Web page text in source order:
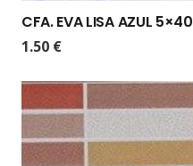
CFA. EVA LISA AZUL 5×40
1.50 €